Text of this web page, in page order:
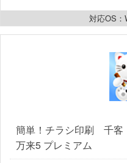
対応OS：
簡単！チラシ印刷　千客
万来5 プレミアム